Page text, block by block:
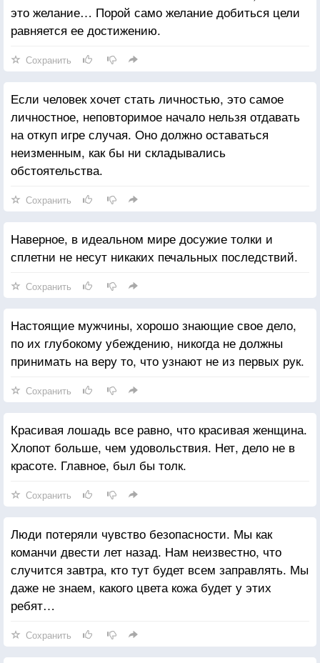
это желание… Порой само желание добиться цели
равняется ее достижению.
Сохранить
Если человек хочет стать личностью, это самое
личностное, неповторимое начало нельзя отдавать
на откуп игре случая. Оно должно оставаться
неизменным, как бы ни складывались
обстоятельства.
Сохранить
Наверное, в идеальном мире досужие толки и
сплетни не несут никаких печальных последствий.
Сохранить
Настоящие мужчины, хорошо знающие свое дело,
по их глубокому убеждению, никогда не должны
принимать на веру то, что узнают не из первых рук.
Сохранить
Красивая лошадь все равно, что красивая женщина.
Хлопот больше, чем удовольствия. Нет, дело не в
красоте. Главное, был бы толк.
Сохранить
Люди потеряли чувство безопасности. Мы как
команчи двести лет назад. Нам неизвестно, что
случится завтра, кто тут будет всем заправлять. Мы
даже не знаем, какого цвета кожа будет у этих
ребят…
Сохранить